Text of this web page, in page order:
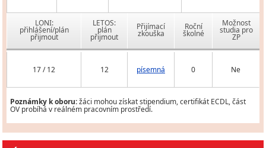
LONI:
přihlášení/plán
přijmout
LETOS:
plán
přijmout
Přijímací
zkouška
Roční
školné
Možnost
studia pro
ZP
17 / 12 12 písemná 0 Ne
Poznámky k oboru:žáci mohou získat stipendium, certifikát ECDL, část
OV probíhá v reálném pracovním prostředí.